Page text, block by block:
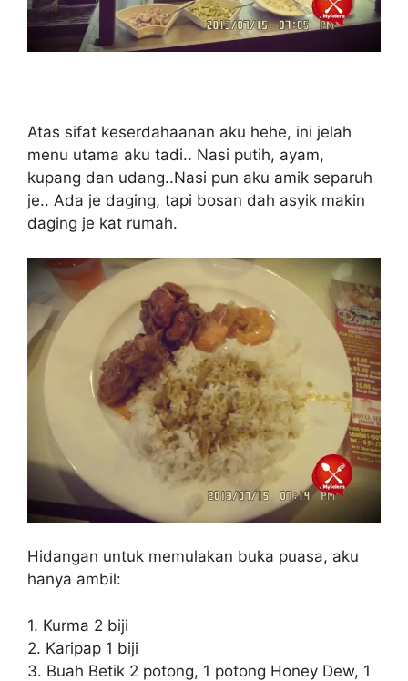
Atas sifat keserdahaanan aku hehe, ini jelah
menu utama aku tadi.. Nasi putih, ayam,
kupang dan udang..Nasi pun aku amik separuh
je.. Ada je daging, tapi bosan dah asyik makin
daging je kat rumah.
Hidangan untuk memulakan buka puasa, aku
hanya ambil:
1. Kurma 2 biji
2. Karipap 1 biji
3. Buah Betik 2 potong, 1 potong Honey Dew, 1